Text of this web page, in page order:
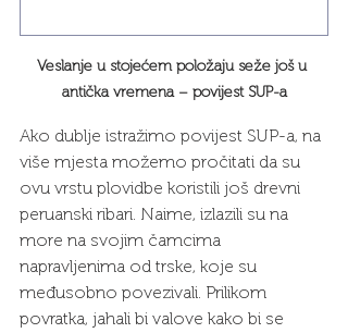
Veslanje u stojećem položaju seže još u
antička vremena – povijest SUP-a
Ako dublje istražimo povijest SUP-a, na
više mjesta možemo pročitati da su
ovu vrstu plovidbe koristili još drevni
peruanski ribari. Naime, izlazili su na
more na svojim čamcima
napravljenima od trske, koje su
međusobno povezivali. Prilikom
povratka, jahali bi valove kako bi se